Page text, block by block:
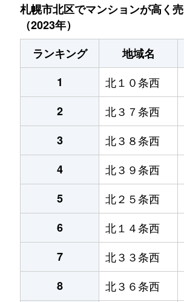
札幌市北区でマンションが高く
（2023年）
ランキング
地域名
1
北１０条西
2
北３７条西
3
北３８条西
4
北３９条西
5
北２５条西
6
北１４条西
7
北３３条西
8
北３６条西